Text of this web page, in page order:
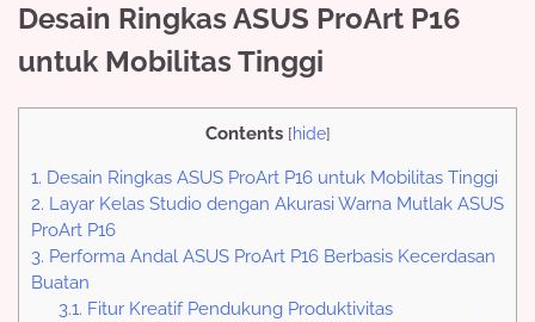
Desain Ringkas ASUS ProArt P16
untuk Mobilitas Tinggi
Contents [hide]
1. Desain Ringkas ASUS ProArt P16 untuk Mobilitas Tinggi
2. Layar Kelas Studio dengan Akurasi Warna Mutlak ASUS
ProArt P16
3. Performa Andal ASUS ProArt P16 Berbasis Kecerdasan
Buatan
3.1. Fitur Kreatif Pendukung Produktivitas